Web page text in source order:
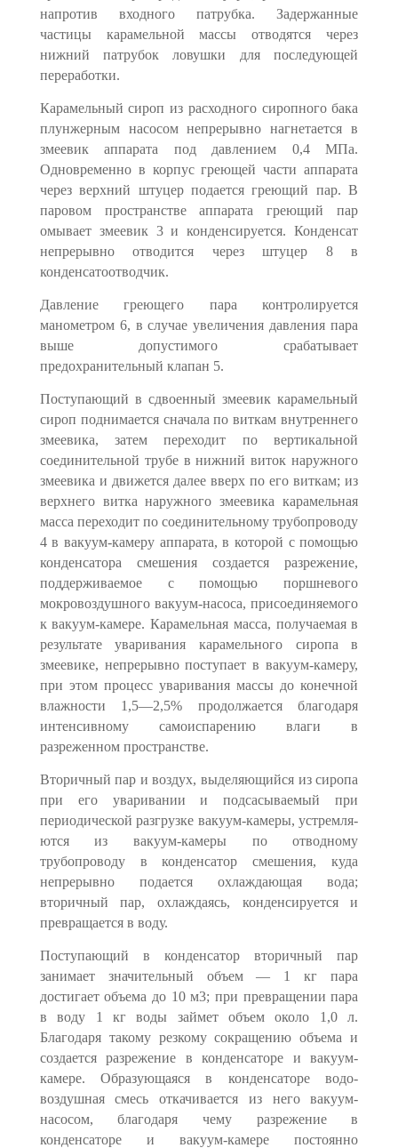
напротив входного патрубка. Задержанные
частицы карамельной массы отводятся через
нижний патрубок ловушки для последую­щей
переработки.
Карамельный сироп из расходного сиропного бака
плунжерным насосом непрерывно нагнетается в
змеевик аппарата под давлением 0,4 МПа.
Одновременно в корпус греющей части аппарата
через верхний штуцер подается греющий пар. В
паровом пространстве аппарата греющий пар
омывает змеевик 3 и конденсируется. Конденсат
непрерывно отводится через штуцер 8 в
конденсатоотводчик.
Давление греющего пара контролируется
манометром 6, в случае увели­чения давления пара
выше допустимого срабатывает
предохранительный клапан 5.
Поступающий в сдвоенный змеевик карамельный
сироп поднимается сна­чала по виткам внутреннего
змеевика, затем переходит по вертикальной
соединительной трубе в нижний виток наружного
змеевика и движется далее вверх по его виткам; из
верхнего витка наружного змеевика карамельная
масса переходит по соединительному трубопроводу
4 в вакуум-камеру ап­парата, в которой с помощью
конденсатора смешения создается разрежение,
поддерживаемое с помощью поршневого
мокровоздушного вакуум-насоса, присоединяемого
к вакуум-камере. Карамельная масса, получаемая в
ре­зультате уваривания карамельного сиропа в
змеевике, непрерывно посту­пает в вакуум-камеру,
при этом процесс уваривания массы до конечной
влаж­ности 1,5—2,5% продолжается благодаря
интенсивному самоиспарению влаги в
разреженном пространстве.
Вторичный пар и воздух, выделяющийся из сиропа
при его уваривании и подсасываемый при
периодической разгрузке вакуум-камеры, устремля­
ются из вакуум-камеры по отводному
трубопроводу в конденсатор смеше­ния, куда
непрерывно подается охлаждающая вода;
вторичный пар, ох­лаждаясь, конденсируется и
превращается в воду.
Поступающий в конденсатор вторичный пар
занимает значительный объем — 1 кг пара
достигает объема до 10 м3; при превращении пара
в воду 1 кг воды займет объем около 1,0 л.
Благодаря такому резкому сокращению объема и
создается разрежение в конденсаторе и вакуум-
камере. Образу­ющаяся в конденсаторе водо-
воздушная смесь откачивается из него вакуум-
насосом, благодаря чему разрежение в
конденсаторе и вакуум-камере пос­тоянно